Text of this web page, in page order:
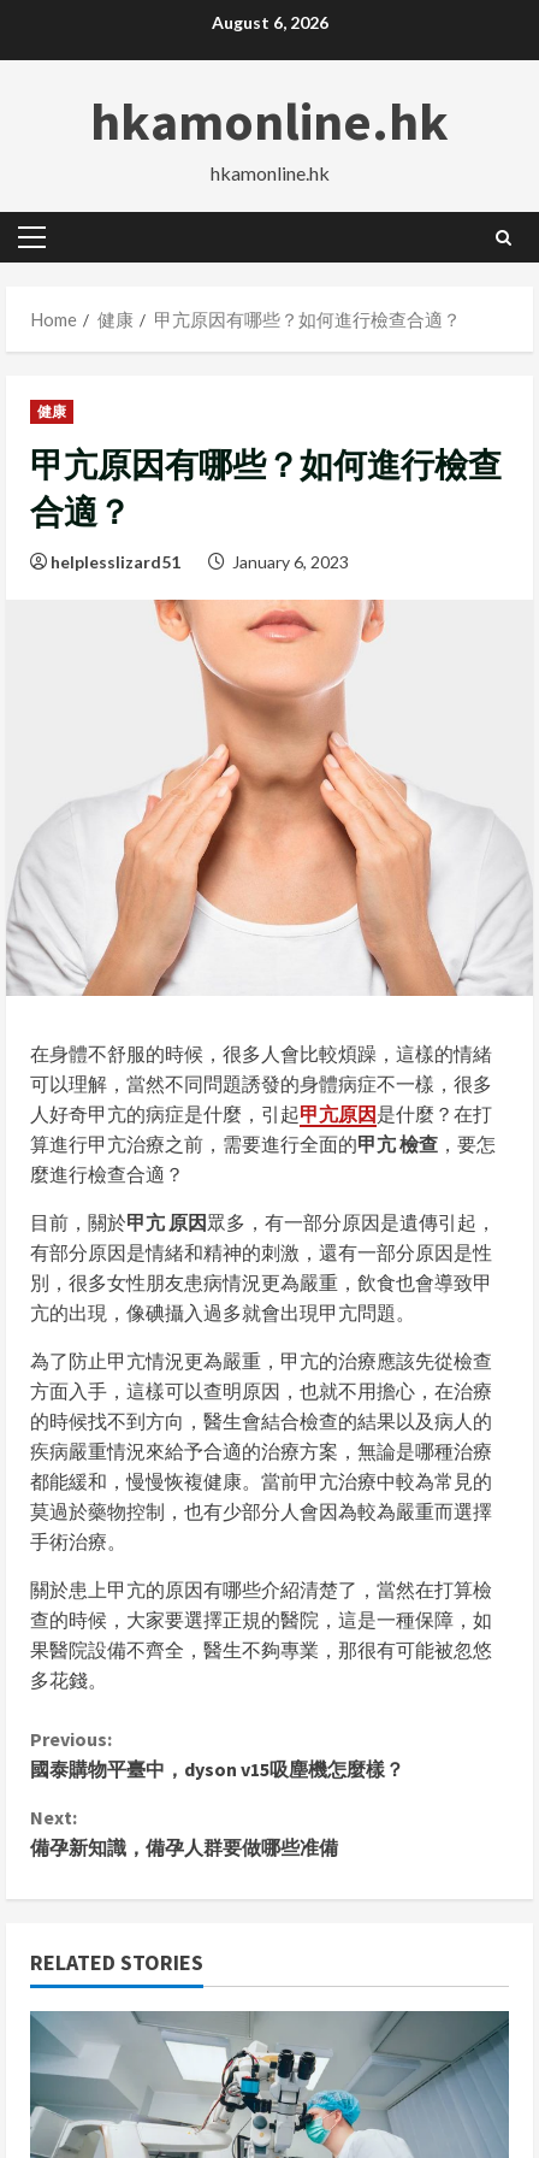
August 6, 2026
hkamonline.hk
hkamonline.hk
Primary
Home
健康 甲亢原因有哪些？如何進行檢查合適？
健康
甲亢原因有哪些？如何進行檢查
合適？
helplesslizard51 January 6, 2023
在身體不舒服的時候，很多人會比較煩躁，這樣的情緒
可以理解，當然不同問題誘發的身體病症不一樣，很多
人好奇甲亢的病症是什麼，引起甲亢原因是什麼？在打
算進行甲亢治療之前，需要進行全面的甲亢 檢查 ，要怎
麼進行檢查合適？
目前，關於甲亢 原因眾多，有一部分原因是遺傳引起，
有部分原因是情緒和精神的刺激，還有一部分原因是性
別，很多女性朋友患病情況更為嚴重，飲食也會導致甲
亢的出現，像碘攝入過多就會出現甲亢問題。
為了防止甲亢情況更為嚴重，甲亢的治療應該先從檢查
方面入手，這樣可以查明原因，也就不用擔心，在治療
的時候找不到方向，醫生會結合檢查的結果以及病人的
疾病嚴重情況來給予合適的治療方案，無論是哪種治療
都能緩和，慢慢恢複健康。當前甲亢治療中較為常見的
莫過於藥物控制，也有少部分人會因為較為嚴重而選擇
手術治療。
關於患上甲亢的原因有哪些介紹清楚了，當然在打算檢
查的時候，大家要選擇正規的醫院，這是一種保障，如
果醫院設備不齊全，醫生不夠專業，那很有可能被忽悠
多花錢。
C
n
t
i
n
u
e
Previous:
國泰購物平臺中，dyson v15吸塵機怎麼樣？
Next:
備孕新知識，備孕人群要做哪些准備
RELATED STORIES